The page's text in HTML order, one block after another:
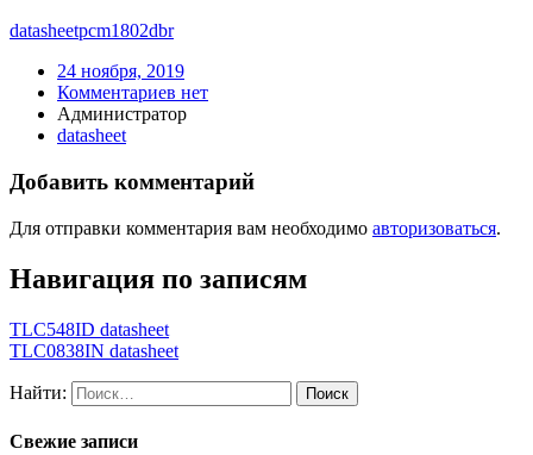
datasheetpcm1802dbr
24 ноября, 2019
Комментариев нет
Администратор
datasheet
Добавить комментарий
Для отправки комментария вам необходимо авторизоваться.
Навигация по записям
TLC548ID datasheet
TLC0838IN datasheet
Найти:
Свежие записи